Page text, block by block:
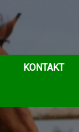
KONTAKT